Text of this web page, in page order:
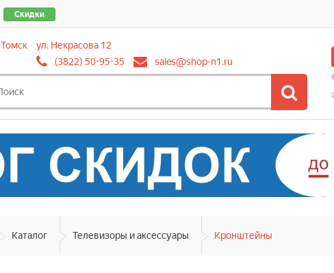
Скидки
Томск
ул. Некрасова 12
(3822) 50-95-35
sales@shop-n1.ru
Каталог Телевизоры и аксессуары Кронштейны